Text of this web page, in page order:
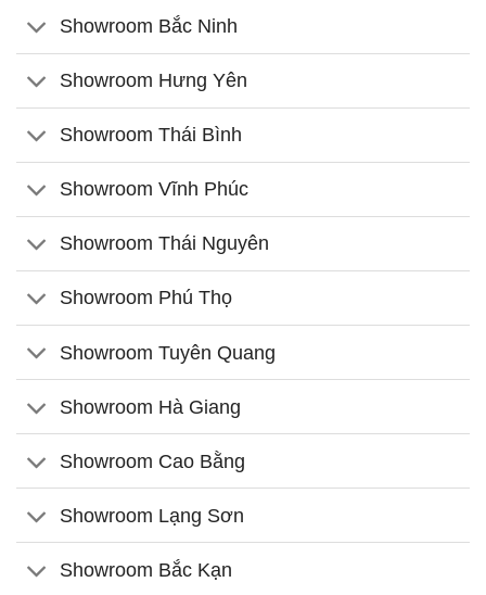
Showroom Bắc Ninh
Showroom Hưng Yên
Showroom Thái Bình
Showroom Vĩnh Phúc
Showroom Thái Nguyên
Showroom Phú Thọ
Showroom Tuyên Quang
Showroom Hà Giang
Showroom Cao Bằng
Showroom Lạng Sơn
Showroom Bắc Kạn